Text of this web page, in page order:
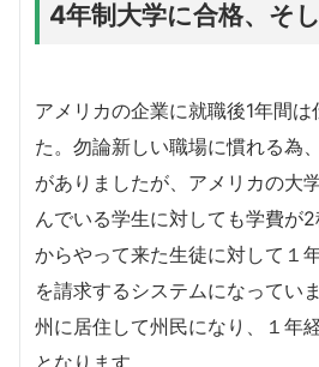
4年制大学に合格、そ
アメリカの企業に就職後1年間は
た。勿論新しい職場に慣れる為
がありましたが、アメリカの大
んでいる学生に対しても学費が
からやって来た生徒に対して１
を請求するシステムになってい
州に居住して州民になり、１年
となります。